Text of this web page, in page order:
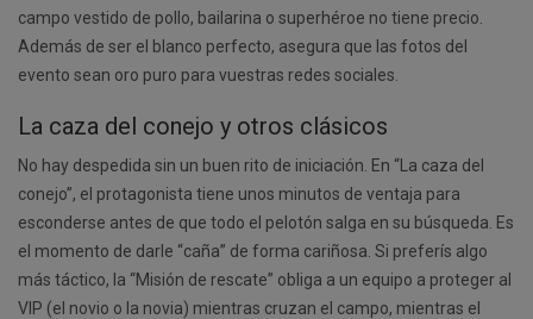
campo vestido de pollo, bailarina o superhéroe no tiene precio.
Además de ser el blanco perfecto, asegura que las fotos del
evento sean oro puro para vuestras redes sociales.
La caza del conejo y otros clásicos
No hay despedida sin un buen rito de iniciación. En “La caza del
conejo”, el protagonista tiene unos minutos de ventaja para
esconderse antes de que todo el pelotón salga en su búsqueda. Es
el momento de darle “caña” de forma cariñosa. Si preferís algo
más táctico, la “Misión de rescate” obliga a un equipo a proteger al
VIP (el novio o la novia) mientras cruzan el campo, mientras el